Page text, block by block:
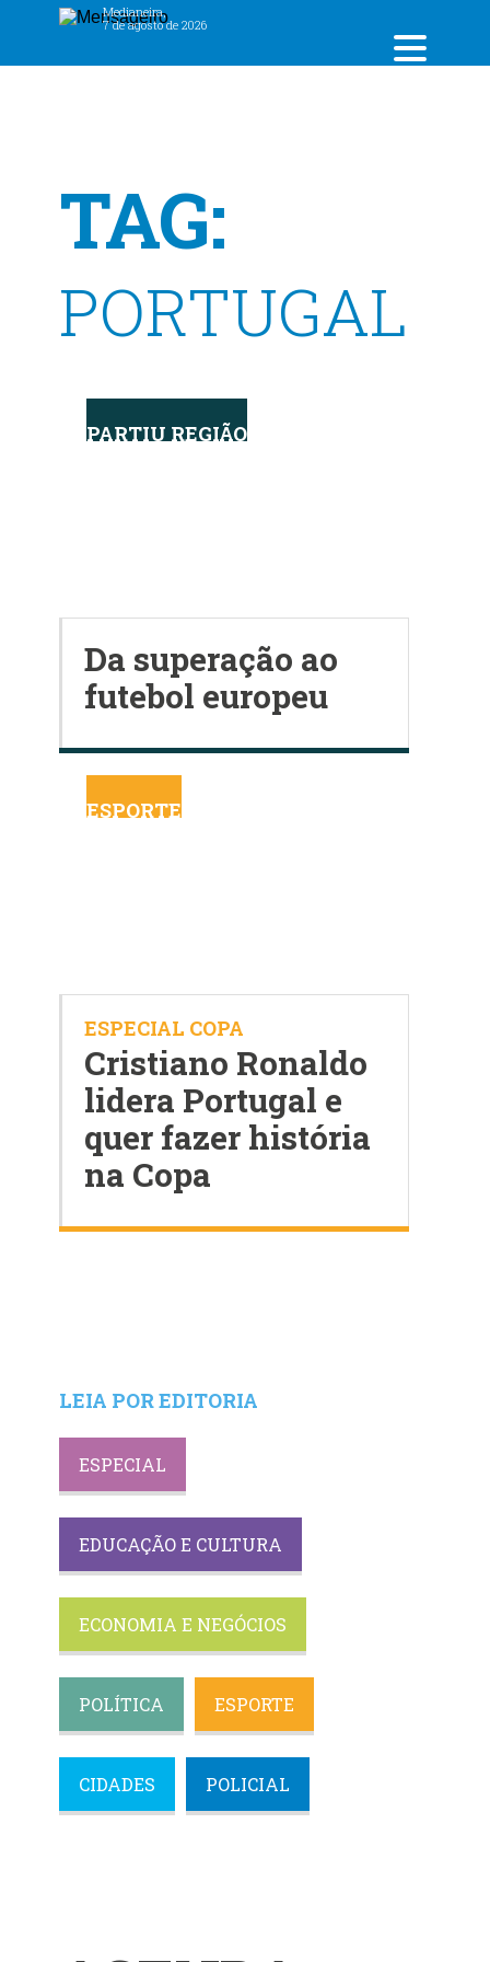
Medianeira,
7 de agosto de 2026
TAG:
PORTUGAL
PARTIU REGIÃO
Da superação ao
futebol europeu
ESPORTE
ESPECIAL COPA
Cristiano Ronaldo
lidera Portugal e
quer fazer história
na Copa
LEIA POR EDITORIA
CIDADES POLICIAL
POLÍTICA ESPORTE
ECONOMIA E NEGÓCIOS
EDUCAÇÃO E CULTURA
ESPECIAL